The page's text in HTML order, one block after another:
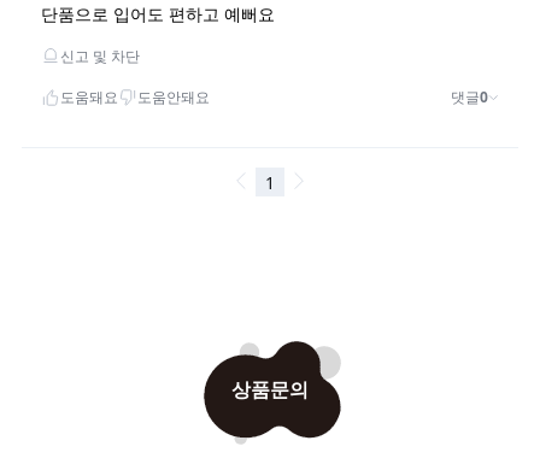
상품문의